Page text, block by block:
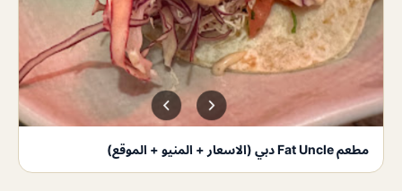
مطعم Fat Uncle دبي (الاسعار + المنيو + الموقع)